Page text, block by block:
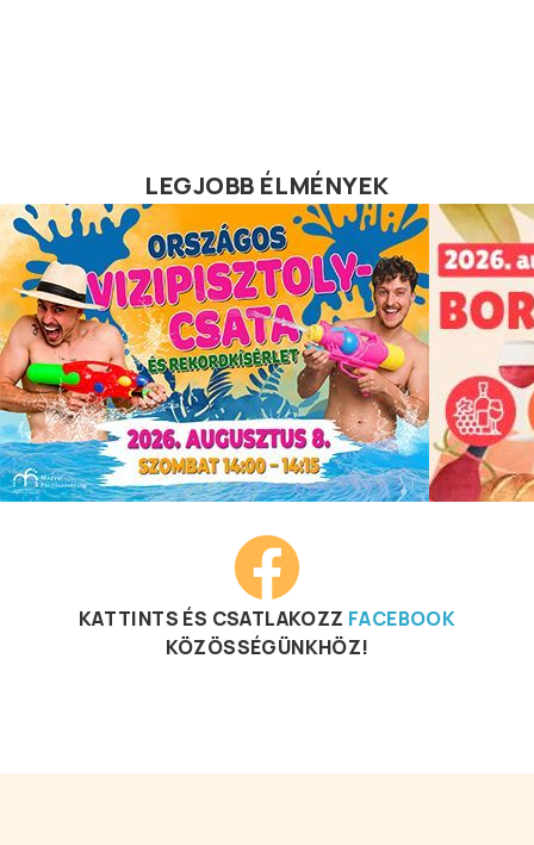
LEGJOBB ÉLMÉNYEK
KATTINTS ÉS CSATLAKOZZ FACEBOOK
KÖZÖSSÉGÜNKHÖZ!